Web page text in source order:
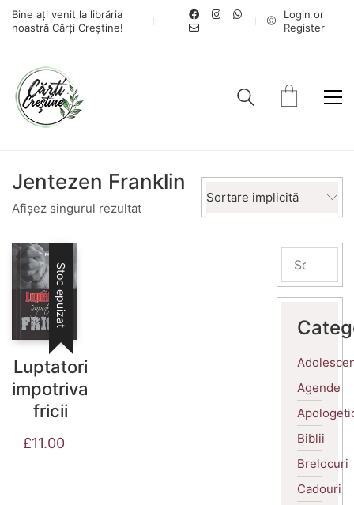
Bine ați venit la librăria
noastră Cărți Creștine!
Login or
Register
Jentezen Franklin
Afișez singurul rezultat
Sortare implicită
Stoc epuizat
Luptatori
impotriva
fricii
£11.00
Agende
Biblii
Brelocuri
Cadouri